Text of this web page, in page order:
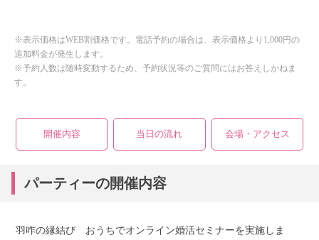
※表示価格はWEB割価格です。電話予約の場合は、表示価格より1,000円の
追加料金が発生します。
※予約人数は随時変動するため、予約状況等のご質問にはお答えしかねま
す。
開催内容 当日の流れ 会場・アクセス
パーティーの開催内容
羽咋の縁結び おうちでオンライン婚活セミナーを実施しま